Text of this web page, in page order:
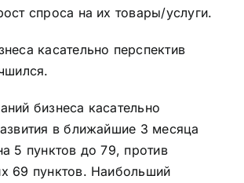
спроса на их товары/услуги.
касательно перспектив
бизнеса касательно
в ближайшие 3 месяца
5 пунктов до 79, против
69 пунктов. Наибольший